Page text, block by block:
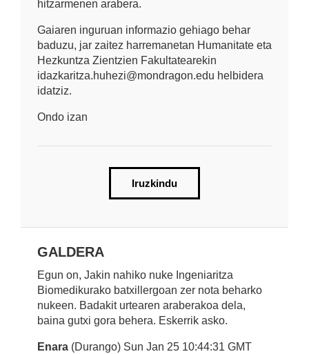
hitzarmenen arabera.
Gaiaren inguruan informazio gehiago behar
baduzu, jar zaitez harremanetan Humanitate eta
Hezkuntza Zientzien Fakultatearekin
idazkaritza.huhezi@mondragon.edu helbidera
idatziz.
Ondo izan
Iruzkindu
GALDERA
Egun on, Jakin nahiko nuke Ingeniaritza
Biomedikurako batxillergoan zer nota beharko
nukeen. Badakit urtearen araberakoa dela,
baina gutxi gora behera. Eskerrik asko.
Enara (Durango) Sun Jan 25 10:44:31 GMT